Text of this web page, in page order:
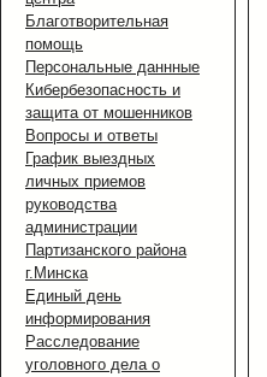
Благотворительная
помощь
Персональные даннные
Кибербезопасность и
защита от мошенников
Вопросы и ответы
График выездных
личных приемов
руководства
администрации
Партизанского района
г.Минска
Единый день
информирования
Расследование
уголовного дела о